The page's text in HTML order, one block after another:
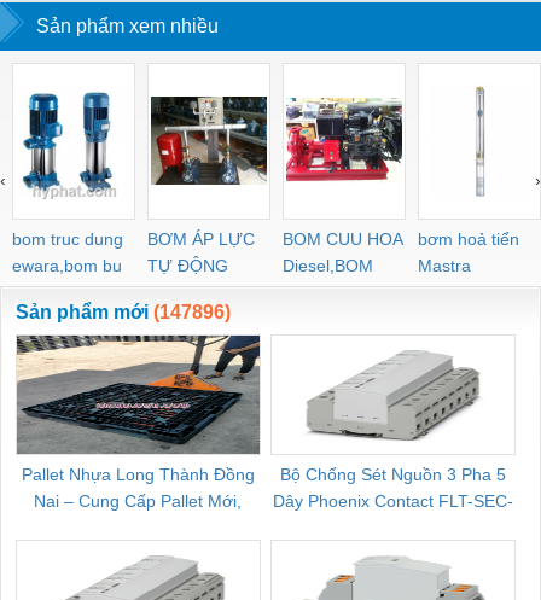
Sản phẩm xem nhiều
bom truc dung
ewara,bom bu
ewara
BƠM ÁP LỰC
TỰ ĐỘNG
BOM CUU HOA
Diesel,BOM
CHUA CHAY
bơm hoả tiển
Mastra
‹ ›
Sản phẩm mới (147896)
Pallet Nhựa Long Thành Đồng
Nai – Cung Cấp Pallet Mới,
Bộ Chống Sét Nguồn 3 Pha 5
Dây Phoenix Contact FLT-SEC-